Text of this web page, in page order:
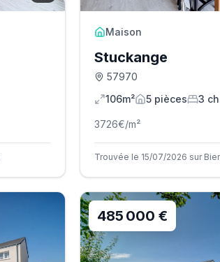
Maison
Stuckange
57970
106m²
5pièces 3
3726€/m²
Trouvée le 15/07/2026 sur
485 000 €